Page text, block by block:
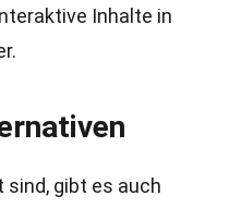
Inhalte in
sind, gibt es auch